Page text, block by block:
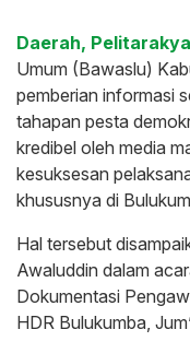
Daerah,
Umum (Bawaslu)
pemberian informasi
tahapan pesta
kredibel oleh media
kesuksesan
khususnya di
Hal tersebut
Awaluddin dalam
Dokumentasi
HDR Bulukumba,